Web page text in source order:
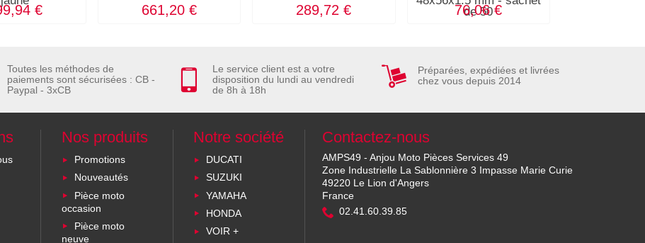
€ 661,20 € 289,72 €
de 50
76,06 €
Toutes les méthodes de
paiements sont sécurisées : CB -
Paypal - 3xCB
Le service client est a votre
disposition du lundi au vendredi
de 8h à 18h
Préparées, expédiées et livrées
chez vous depuis 2014
Nos produits
Promotions
Nouveautés
Pièce moto
occasion
Pièce moto
neuve
Notre société
DUCATI
SUZUKI
YAMAHA
HONDA
VOIR +
Contactez-nous
AMPS49 - Anjou Moto Pièces Services 49
Zone Industrielle La Sablonnière 3 Impasse Marie Curie
49220 Le Lion d'Angers
France
02.41.60.39.85